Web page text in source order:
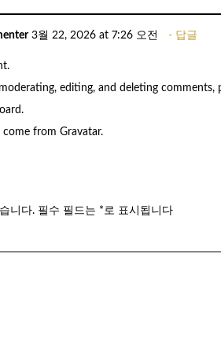
3월 22, 2026 at 7:26 오전 답글
editing, and deleting comments,
come fromGravatar.
니다. 필수 필드는 *로 표시됩니다